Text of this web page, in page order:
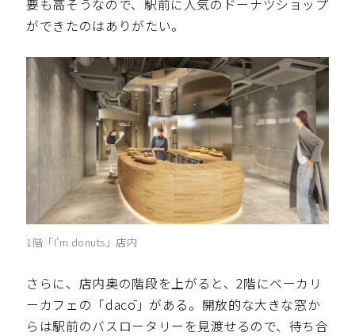
要も高そうなので、駅前に人気のドーナツショップ
ができたのはありがたい。
1階「I’m donuts」店内
さらに、店内奥の階段を上がると、2階にベーカリ
ーカフェの「dacō」がある。開放的な大きな窓か
らは駅前のバスロータリーを見渡せるので、待ち合